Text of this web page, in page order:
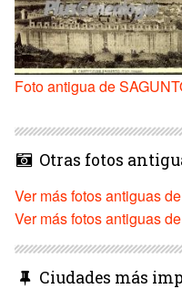
Foto antigua de
Otras fotos
Ver más fotos antiguas
Ver más fotos antiguas
Ciudades más